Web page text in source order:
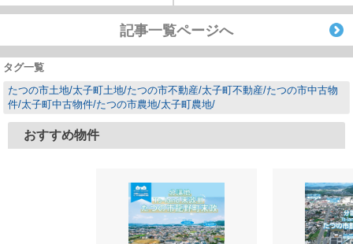
記事一覧ページへ
タグ一覧
たつの市土地/太子町土地/たつの市不動産/太子町不動産/たつの市中古物
件/太子町中古物件/たつの市農地/太子町農地/
おすすめ物件